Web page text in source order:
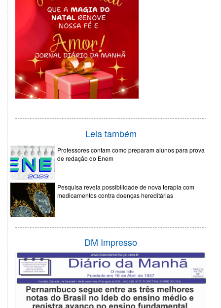
Leia também
Professores contam como preparam alunos para prova
de redação do Enem
Pesquisa revela possibilidade de nova terapia com
medicamentos contra doenças hereditárias
DM Impresso